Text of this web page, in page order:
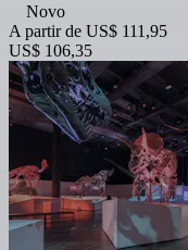
Novo
A partir de US$ 111,95
US$ 106,35